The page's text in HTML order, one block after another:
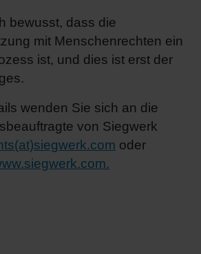
bewusst, dass die
mit Menschenrechten ein
ist, und dies ist erst der
wenden Sie sich an die
von Siegwerk
oder